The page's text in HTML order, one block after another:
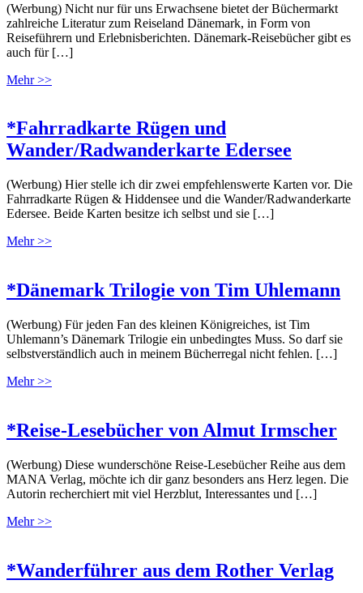
(Werbung) Nicht nur für uns Erwachsene bietet der Büchermarkt
zahlreiche Literatur zum Reiseland Dänemark, in Form von
Reiseführern und Erlebnisberichten. Dänemark-Reisebücher gibt es
auch für […]
Mehr >>
*Fahrradkarte Rügen und
Wander/Radwanderkarte Edersee
(Werbung) Hier stelle ich dir zwei empfehlenswerte Karten vor. Die
Fahrradkarte Rügen & Hiddensee und die Wander/Radwanderkarte
Edersee. Beide Karten besitze ich selbst und sie […]
Mehr >>
*Dänemark Trilogie von Tim Uhlemann
(Werbung) Für jeden Fan des kleinen Königreiches, ist Tim
Uhlemann’s Dänemark Trilogie ein unbedingtes Muss. So darf sie
selbstverständlich auch in meinem Bücherregal nicht fehlen. […]
Mehr >>
*Reise-Lesebücher von Almut Irmscher
(Werbung) Diese wunderschöne Reise-Lesebücher Reihe aus dem
MANA Verlag, möchte ich dir ganz besonders ans Herz legen. Die
Autorin recherchiert mit viel Herzblut, Interessantes und […]
Mehr >>
*Wanderführer aus dem Rother Verlag